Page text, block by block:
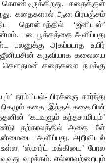
கொண்டிருக்கிறது. கதைக்குள்
கதைகளால் ஆன பிரபஞ்சம்
தொன்மத்தில் ‘ஜீனியஸ்’
படைபூக்கத்தை அளிப்பது
அகப்படாத உயிர்
ஜீனியசின் கருவியாக கலையை
கௌதமன் கதைகளை நமக்கு
நரம்பியல்- பிரக்ஞை சார்ந்து
கதை. இந்தக் கதையின்
‘கடவுளும் கந்தசாமியும்’
தற்காலத்தில் அதை மீள்
அளிப்பது. அறிவியல்
‘ஸ்மார்ட் மங்கியை’ போல
வழக்கம். எல்லாவற்றையும்